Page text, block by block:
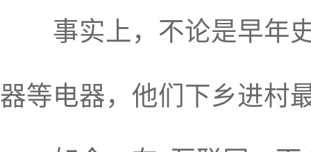
事实上，不论是早年史
器等电器，他们下乡进村